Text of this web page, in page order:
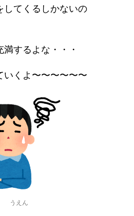
してくるしかないの
するよな・・・
いくよ〜〜〜〜〜〜
うえん